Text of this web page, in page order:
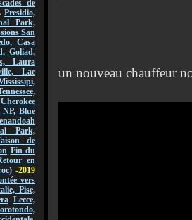
de
Presidio,
Park,
San
Casa
Goliad,
Laura
Lac
Blue
Park,
de
Fin du
en
-2019
vers
Pise,
Lecce,
un nouveau chauffeur